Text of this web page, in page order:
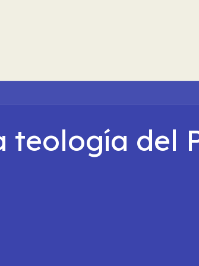
teología del